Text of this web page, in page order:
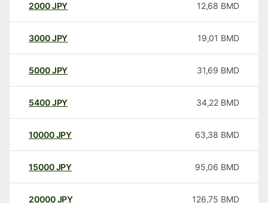
2000JPY 12,68 BMD
3000JPY 19,01 BMD
5000JPY 31,69 BMD
5400JPY 34,22 BMD
10000 JPY 63,38 BMD
15000 JPY 95,06 BMD
20000 JPY 126,75 BMD